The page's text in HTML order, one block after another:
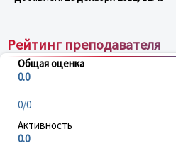
Рейтинг преподавателя
Общая оценка
0.0
0/0
Активность
0.0